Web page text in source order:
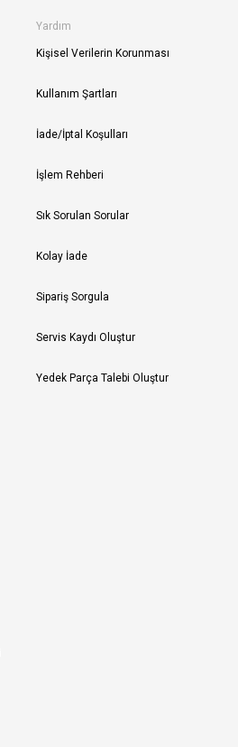
Yardım
Kişisel Verilerin Korunması
Kullanım Şartları
İade/İptal Koşulları
İşlem Rehberi
Sık Sorulan Sorular
Kolay İade
Sipariş Sorgula
Servis Kaydı Oluştur
Yedek Parça Talebi Oluştur